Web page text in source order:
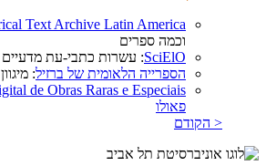
Text Archive Latin America
וכמה ספרים
SciElO: עשרות כתבי-עת
הספרייה הלאומית של ברזיל:
פאולו
< הקודם